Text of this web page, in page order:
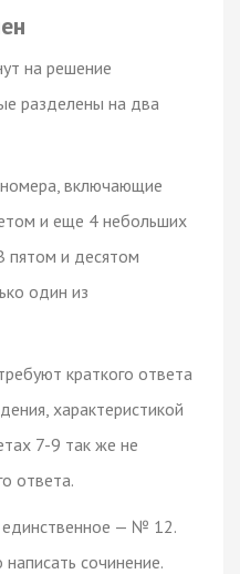
на решение
разделены на два
включающие
и еще 4 небольших
пятом и десятом
один из
краткого ответа
характеристикой
7-9 так же не
ответа.
единственное — № 12.
сочинение.